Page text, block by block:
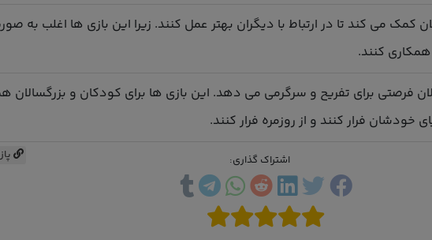
کمک می کند تا در ارتباط با دیگران بهتر عمل کنند. زیرا این بازی ها اغلب
کنند.
فرصتی برای تفریح و سرگرمی می دهد. این بازی ها برای کودکان و بزرگسالان
فرار کنند و از روزمره فرار کنند.
پازل 2000 قطعه اشتراک گذاری: